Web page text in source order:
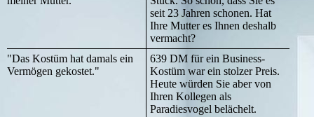
seit 23 Jahren schonen. Hat
Ihre Mutter es Ihnen deshalb
vermacht?
"Das Kostüm hat damals ein
Vermögen gekostet."
639 DM für ein Business-
Kostüm war ein stolzer Preis.
Heute würden Sie aber von
Ihren Kollegen als
Paradiesvogel belächelt.